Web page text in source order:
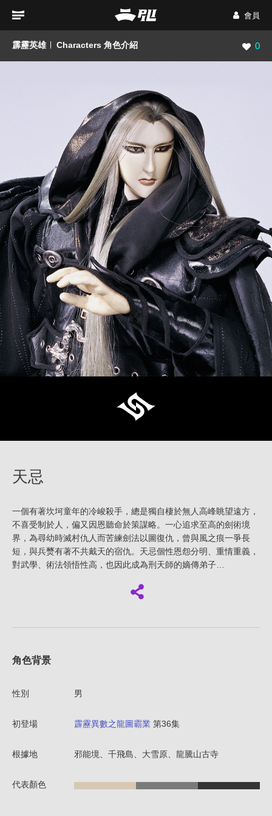
會員
霹靂英雄 Characters 角色介紹 瀏覽
0
天忌
一個有著坎坷童年的冷峻殺手，總是獨自棲於無人高峰眺望遠方，
不喜受制於人，偏又因恩聽命於策謀略。一心追求至高的劍術境
界，為尋幼時滅村仇人而苦練劍法以圖復仇，曾與風之痕一爭長
短，與兵燹有著不共戴天的宿仇。天忌個性恩怨分明、重情重義，
對武學、術法領悟性高，也因此成為刑天師的嫡傳弟子…
角色背景
性別 男
初登場 霹靂異數之龍圖霸業 第36集
根據地 邪能境、千飛島、大雪原、龍騰山古寺
代表顏色